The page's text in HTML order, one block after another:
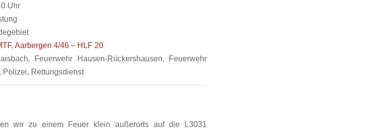
Uhr
, Aarbergen 4/46 – HLF 20
Feuerwehr Hausen-Rückershausen, Feuerwehr
Polizei, Rettungsdienst
wir zu einem Feuer klein außerorts auf die L3031